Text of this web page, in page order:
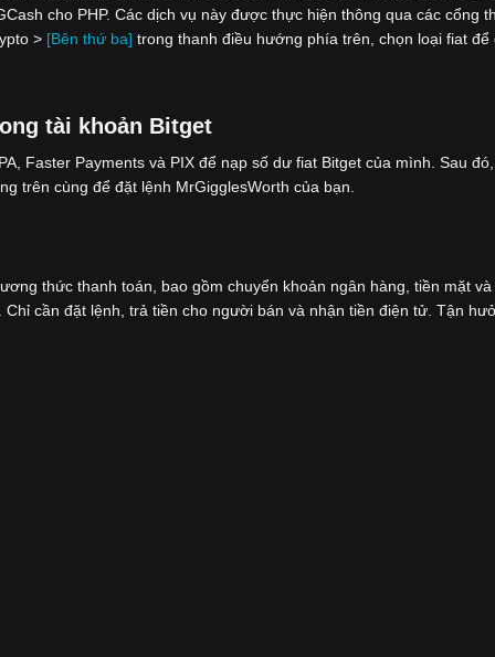
cho PHP. Các dịch vụ này được thực hiện thông qua các cổng
> [Bên thứ ba] trong thanh điều hướng phía trên, chọn loại fiat để
tài khoản Bitget
Faster Payments và PIX để nạp số dư fiat Bitget của mình. Sau đó,
trên cùng để đặt lệnh MrGigglesWorth của bạn.
thức thanh toán, bao gồm chuyển khoản ngân hàng, tiền mặt
cần đặt lệnh, trả tiền cho người bán và nhận tiền điện tử. Tận